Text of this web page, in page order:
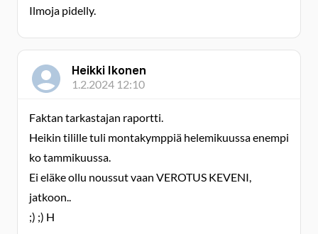
Ilmoja pidelly.
Heikki Ikonen
1.2.2024 12:10
Faktan tarkastajan raportti.
Heikin tilille tuli montakymppiä helemikuussa enempi
ko tammikuussa.
Ei eläke ollu noussut vaan VEROTUS KEVENI,
jatkoon..
;) ;) H